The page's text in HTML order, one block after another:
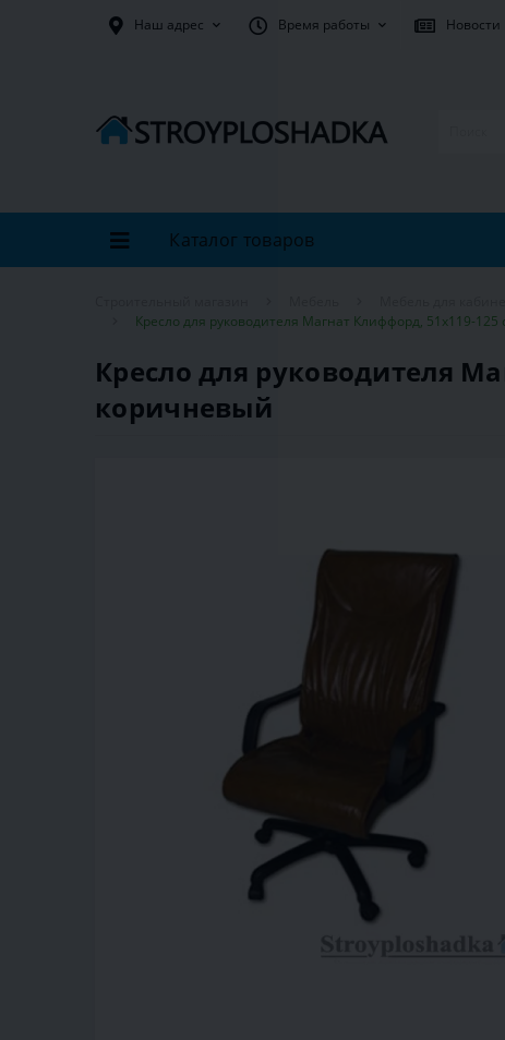
Наш адрес Время работы Новости
Каталог товаров
Кресло для руководителя Магнат Клиффорд, 51х119-
Кресло для руководителя
коричневый